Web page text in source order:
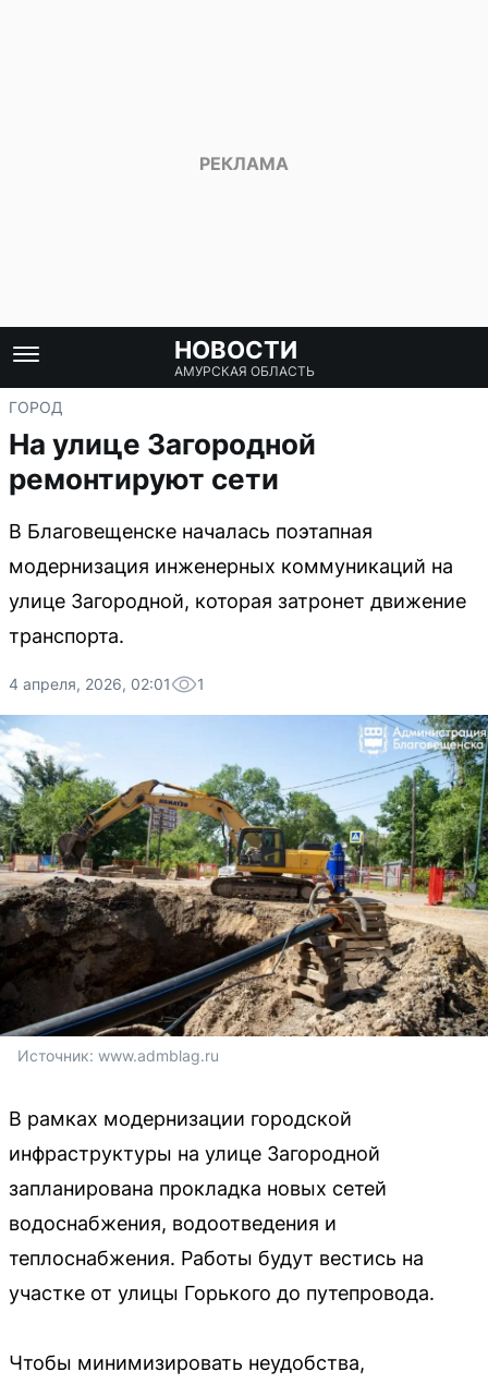
НОВОСТИ
АМУРСКАЯ ОБЛАСТЬ
ГОРОД
На улице Загородной
ремонтируют сети
В Благовещенске началась поэтапная
модернизация инженерных коммуникаций на
улице Загородной, которая затронет движение
транспорта.
4 апреля, 2026, 02:01 1
Источник: www.admblag.ru
В рамках модернизации городской
инфраструктуры на улице Загородной
запланирована прокладка новых сетей
водоснабжения, водоотведения и
теплоснабжения. Работы будут вестись на
участке от улицы Горького до путепровода.
Чтобы минимизировать неудобства,